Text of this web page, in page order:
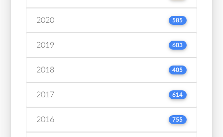
2020 585
2019 603
2018 405
2017 614
2016 755